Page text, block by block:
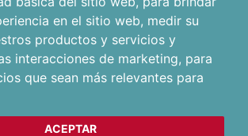
en el sitio web, medir su
productos y servicios y
interacciones de marketing, para
que sean más relevantes para
ACEPTAR